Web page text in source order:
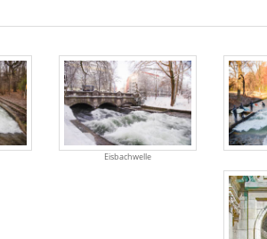
Eisbachwelle